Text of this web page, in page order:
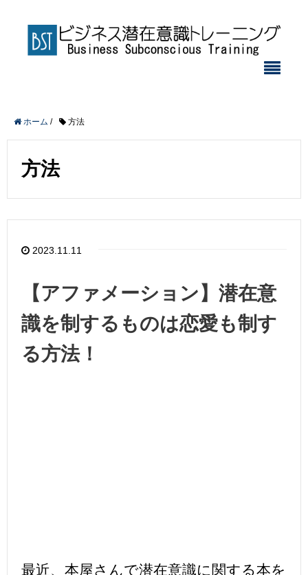
ホーム / 方法
方法
2023.11.11
【アファメーション】潜在意
識を制するものは恋愛も制す
る方法！
最近、本屋さんで潜在意識に関する本を